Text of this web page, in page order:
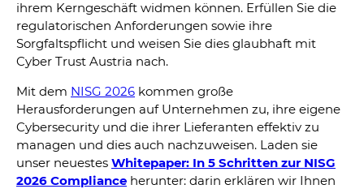
ihrem Kerngeschäft widmen können. Erfüllen Sie die
regulatorischen Anforderungen sowie ihre
Sorgfaltspflicht und weisen Sie dies glaubhaft mit
Cyber Trust Austria nach.
Mit dem NISG 2026 kommen große
Herausforderungen auf Unternehmen zu, ihre eigene
Cybersecurity und die ihrer Lieferanten effektiv zu
managen und dies auch nachzuweisen. Laden sie
unser neuestes Whitepaper: In 5 Schritten zur NISG
2026 Compliance herunter: darin erklären wir Ihnen